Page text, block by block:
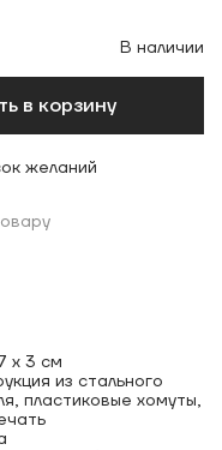
В наличии
в корзину
желаний
x 3 см
из стального
пластиковые хомуты,